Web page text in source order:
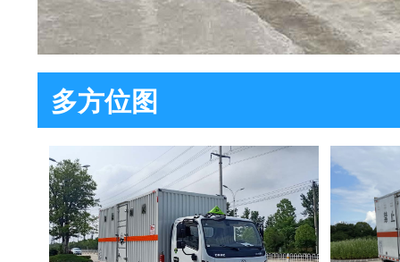
多方位图
